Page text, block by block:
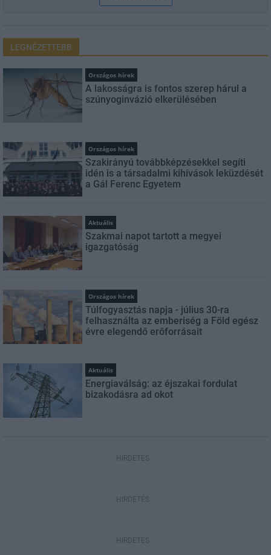
LEGNÉZETTEBB
Országos hírek
A lakosságra is fontos szerep hárul a
szúnyoginvázió elkerülésében
Országos hírek
Szakirányú továbbképzésekkel segíti
idén is a társadalmi kihívások leküzdését
a Gál Ferenc Egyetem
Aktuális
Szakmai napot tartott a megyei
igazgatóság
Országos hírek
Túlfogyasztás napja - július 30-ra
felhasználta az emberiség a Föld egész
évre elegendő erőforrásait
Aktuális
Energiaválság: az éjszakai fordulat
bizakodásra ad okot
HIRDETÉS
HIRDETÉS
HIRDETÉS